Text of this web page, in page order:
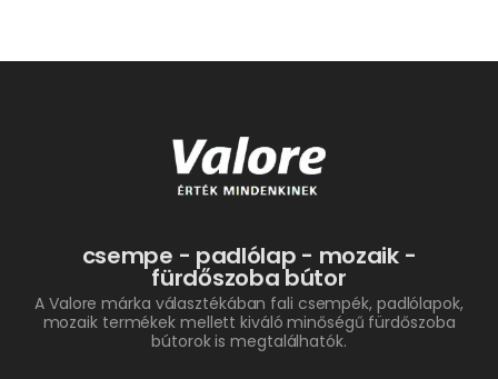
csempe - padlólap - mozaik -
fürdőszoba bútor
A Valore márka választékában fali csempék, padlólapok,
mozaik termékek mellett kiváló minőségű fürdőszoba
bútorok is megtalálhatók.